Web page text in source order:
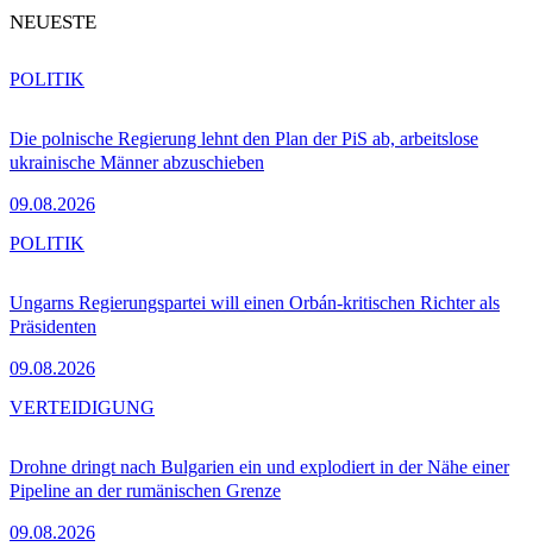
NEUESTE
Die polnische Regierung lehnt den Plan der PiS ab, arbeitslose
ukrainische Männer abzuschieben
09.08.2026
POLITIK
Ungarns Regierungspartei will einen Orbán-kritischen Richter als
Präsidenten
09.08.2026
POLITIK
Drohne dringt nach Bulgarien ein und explodiert in der Nähe einer
Pipeline an der rumänischen Grenze
09.08.2026
VERTEIDIGUNG